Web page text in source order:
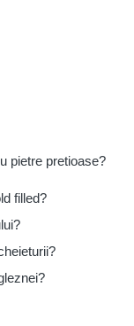
pietre pretioase?
filled?